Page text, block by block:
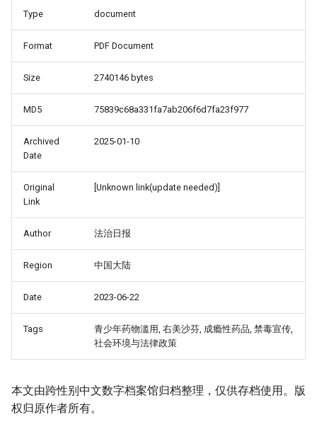
Type document
Format PDF Document
Size 2740146 bytes
MD5 75839c68a331fa7ab206f6d7fa23f977
Archived
Date
2025-01-10
Original
Link
[Unknown link(update needed)]
Author 法治日报
Region 中国大陆
Date 2023-06-22
Tags
青少年药物滥用, 右美沙芬, 成瘾性药品, 禁毒宣传,
社会环境与法律政策
本文由跨性别中文数字档案馆归档整理，仅供存档使用。版
权归原作者所有。